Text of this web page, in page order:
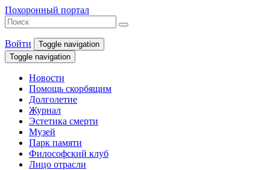
Похоронный портал
Войти
Toggle navigation
Toggle navigation
Новости
Помощь скорбящим
Долголетие
Журнал
Эстетика смерти
Музей
Парк памяти
Философский клуб
Лицо отрасли